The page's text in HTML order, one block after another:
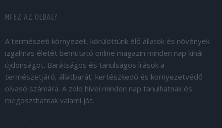
MI EZ AZ OLDAL?
A természeti környezet, körülöttünk élő állatok és növények
izgalmas életét bemutató online magazin minden nap kínál
újdonságot. Barátságos és tanulságos írások a
természetjáró, állatbarát, kertészkedő és környezetvédő
olvasó számára. A zöld hívei minden nap tanulhatnak és
megoszthatnak valami jót.